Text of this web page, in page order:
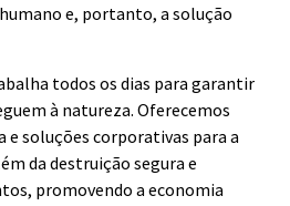
e, portanto, a solução
todos os dias para garantir
à natureza. Oferecemos
soluções corporativas para a
da destruição segura e
promovendo a economia